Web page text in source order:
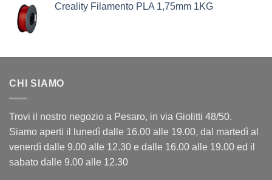
Creality Filamento PLA 1,75mm 1KG
CHI SIAMO
Trovi il nostro negozio a Pesaro, in via Giolitti 48/50.
Siamo aperti il lunedì dalle 16.00 alle 19.00, dal martedì al
venerdì dalle 9.00 alle 12.30 e dalle 16.00 alle 19.00 ed il
sabato dalle 9.00 alle 12.30